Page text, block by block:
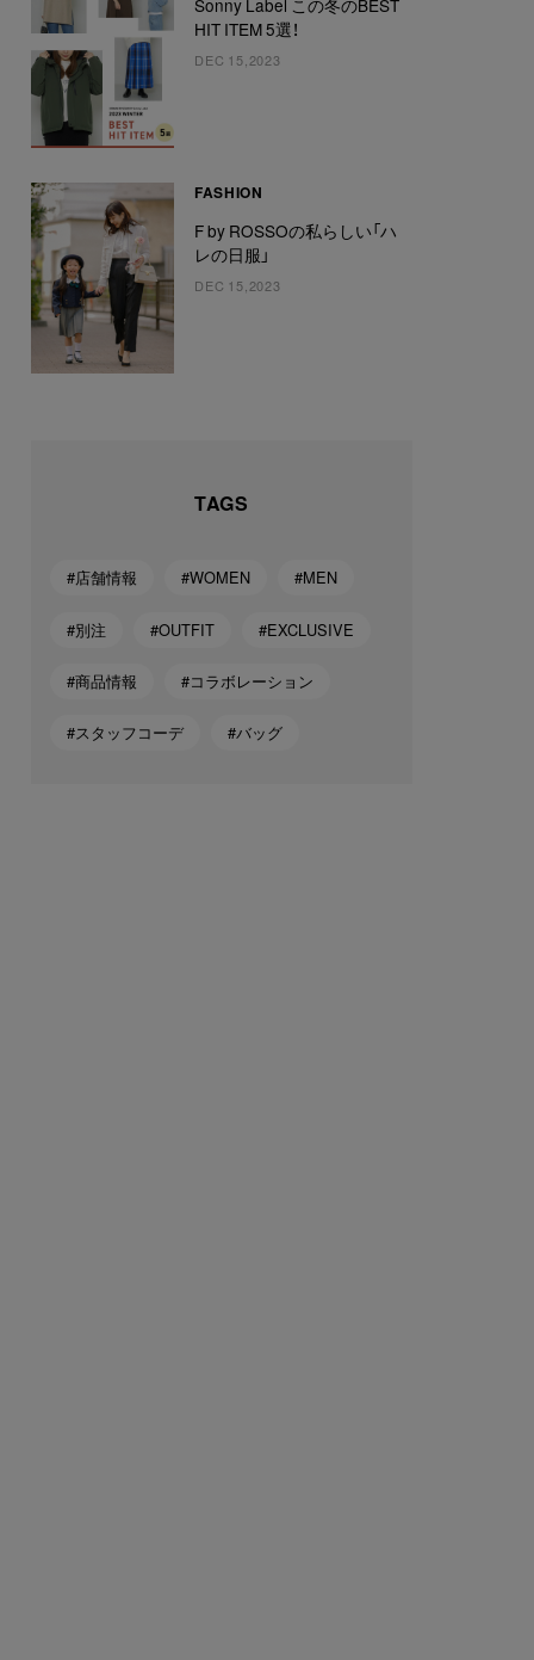
HIT ITEM 5選！
DEC 15,2023
FASHION
F by ROSSOの私らしい「ハ
レの日服」
DEC 15,2023
TAGS
#店舗情報 #WOMEN #MEN
#別注 #OUTFIT #EXCLUSIVE
#商品情報 #コラボレーション
#スタッフコーデ #バッグ